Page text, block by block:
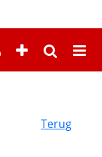
Terug